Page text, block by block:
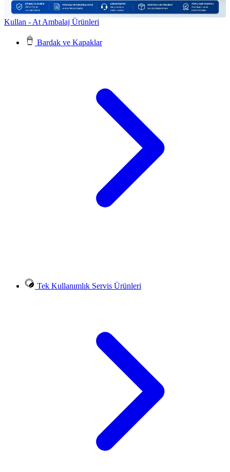
Kullan - At Ambalaj Ürünleri
Bardak ve Kapaklar
Tek Kullanımlık Servis Ürünleri